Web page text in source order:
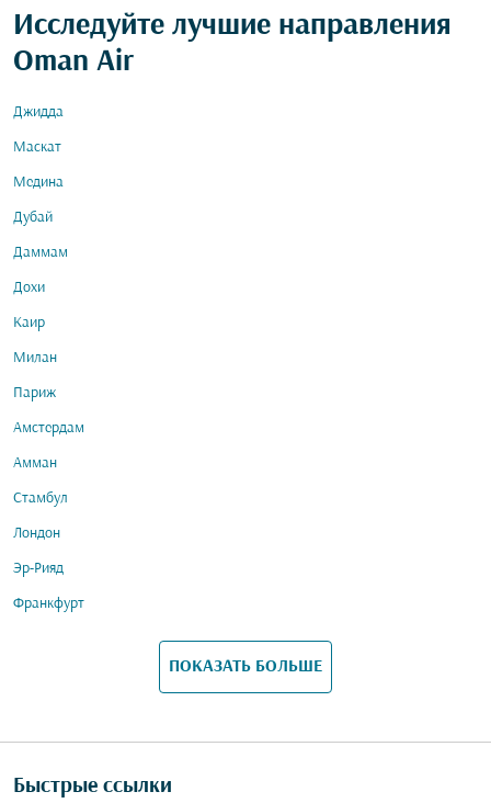
Исследуйте лучшие направления
Oman Air
Джидда
Маскат
Медина
Дубай
Даммам
Дохи
Каир
Милан
Париж
Амстердам
Амман
Стамбул
Лондон
Эр-Рияд
Франкфурт
ПОКАЗАТЬ БОЛЬШЕ
Быстрые ссылки